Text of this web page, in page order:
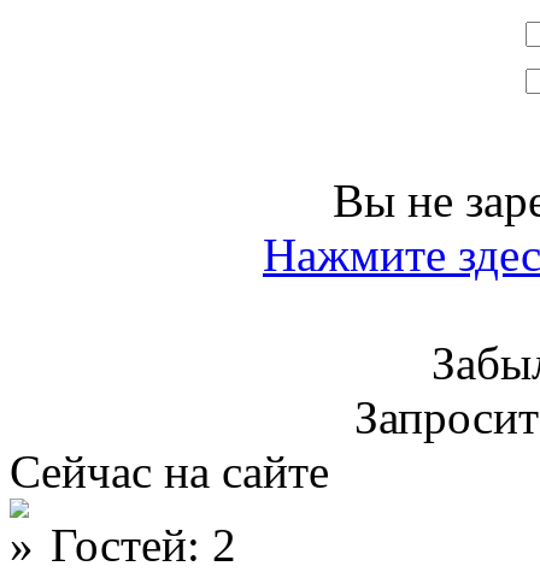
Вы не
Нажмите
Сейчас на сайте
Гостей: 2